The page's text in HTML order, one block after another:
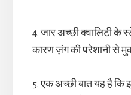
4. जार अच्छी क्वालिटी
कारण ज़ंग की परेशानी से
5. एक अच्छी बात यह है कि